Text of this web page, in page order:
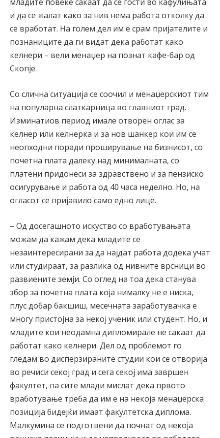
и да се жалат како за нив нема работа отколку да
се вработат. На голем дел им е срам пријателите и
познаниците да ги видат дека работат како
келнери – вели менаџер на познат кафе-бар од
Скопје.
Со слична ситуација се соочил и менаџерскиот тим
на популарна слаткарница во главниот град.
Изминатиов период имале отворен оглас за
келнер или келнерка и за нов шанкер кои им се
неопходни поради проширување на бизнисот, со
почетна плата далеку над минималната, со
платени придонеси за здравствено и за пензиско
осигурување и работа од 40 часа неделно. Но, на
огласот се пријавило само едно лице.
– Од досегашното искуство со вработувањата
можам да кажам дека младите се
незаинтересирани за да најдат работа додека учат
или студираат, за разлика од нивните врсници во
развиените земји. Со оглед на тоа дека станува
збор за почетна плата која нималку не е ниска,
плус добар бакшиш, месечната заработувачка е
многу пристојна за некој ученик или студент. Но, и
младите кои неодамна дипломирале не сакаат да
работат како келнери. Дел од проблемот го
гледам во дисперзираните студии кои се отворија
во речиси секој град и сега секој има завршен
факултет, па сите млади мислат дека првото
вработување треба да им е на некоја менаџерска
позиција бидејќи имаат факултетска диплома.
Малкумина се подготвени да почнат од некоја